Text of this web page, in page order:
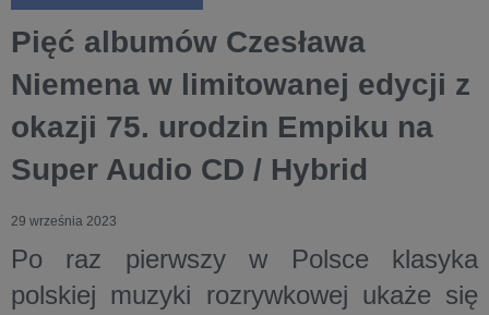
Pięć albumów Czesława
Niemena w limitowanej edycji z
okazji 75. urodzin Empiku na
Super Audio CD / Hybrid
29 września 2023
Po raz pierwszy w Polsce klasyka
polskiej muzyki rozrywkowej ukaże się